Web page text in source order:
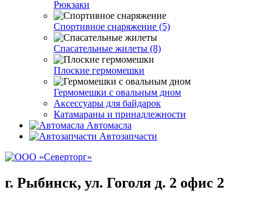
Рюкзаки
Спортивное снаряжение (5)
Спасательные жилеты (8)
Плоские гермомешки
Гермомешки с овальным дном
Аксессуары для байдарок
Катамараны и принадлежности
Автомасла
Автозапчасти
г. Рыбинск, ул. Гоголя д. 2 офис 2